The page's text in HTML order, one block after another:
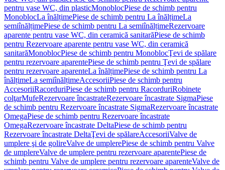
pentru vase WC, din plasticMonoblocPiese de schimb pentru
MonoblocLa înălțimePiese de schimb pentru La înălțimeLa
semiînălțimePiese de schimb pentru La semiînălțimeRezervoare
aparente pentru vase WC, din ceramică sanitarăPiese de schimb
pentru Rezervoare aparente pentru vase WC, din ceramică
sanitarăMonoblocPiese de schimb pentru MonoblocŢevi de spălare
pentru rezervoare aparentePiese de schimb pentru Ţevi de spălare
pentru rezervoare aparenteLa înălțimePiese de schimb pentru La
înălțimeLa semiînălțimeAccesoriiPiese de schimb pentru
AccesoriiRacorduriPiese de schimb pentru RacorduriRobinete
colţarMufeRezervoare încastrateRezervoare încastrate SigmaPiese
de schimb pentru Rezervoare încastrate SigmaRezervoare încastrate
OmegaPiese de schimb pentru Rezervoare încastrate
OmegaRezervoare încastrate DeltaPiese de schimb pentru
Rezervoare încastrate DeltaŢevi de spălareAccesoriiValve de
umplere şi de golireValve de umplerePiese de schimb pentru Valve
de umplereValve de umplere pentru rezervoare aparentePiese de
schimb pentru Valve de umplere pentru rezervoare aparenteValve de